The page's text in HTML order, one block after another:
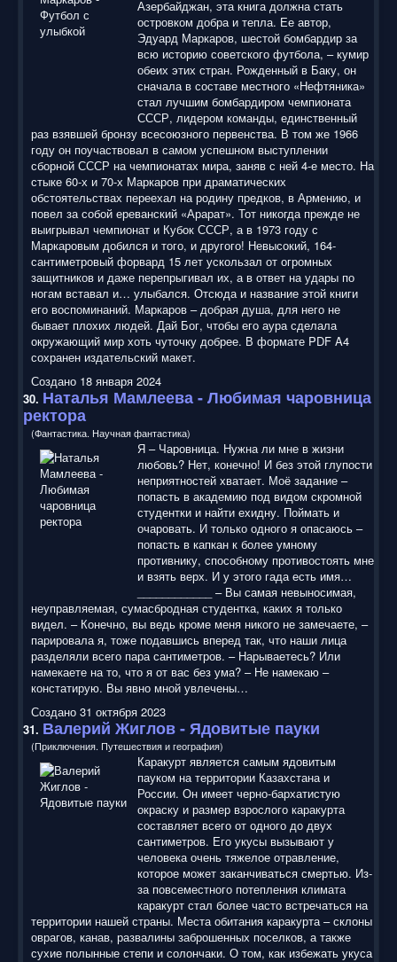
Азербайджан, эта книга должна стать
островком добра и тепла. Ее автор,
Эдуард Маркаров, шестой бомбардир за
всю историю советского футбола, – кумир
обеих этих стран. Рожденный в Баку, он
сначала в составе местного «Нефтяника»
стал лучшим бомбардиром чемпионата
СССР, лидером команды, единственный
раз взявшей бронзу всесоюзного первенства. В том же 1966
году он поучаствовал в самом успешном выступлении
сборной СССР на чемпионатах мира, заняв с ней 4-е место. На
стыке 60-х и 70-х Маркаров при драматических
обстоятельствах переехал на родину предков, в Армению, и
повел за собой ереванский «Арарат». Тот никогда прежде не
выигрывал чемпионат и Кубок СССР, а в 1973 году с
Маркаровым добился и того, и другого! Невысокий, 164-
сантиметровый форвард 15 лет ускользал от огромных
защитников и даже перепрыгивал их, а в ответ на удары по
ногам вставал и… улыбался. Отсюда и название этой книги
его воспоминаний. Маркаров – добрая душа, для него не
бывает плохих людей. Дай Бог, чтобы его аура сделала
окружающий мир хоть чуточку добрее. В формате PDF A4
сохранен издательский макет.
Создано 18 января 2024
30. Наталья Мамлеева - Любимая чаровница
ректора
(Фантастика. Научная фантастика)
Я – Чаровница. Нужна ли мне в жизни
любовь? Нет, конечно! И без этой глупости
неприятностей хватает. Моё задание –
попасть в академию под видом скромной
студентки и найти ехидну. Поймать и
очаровать. И только одного я опасаюсь –
попасть в капкан к более умному
противнику, способному противостоять мне
и взять верх. И у этого гада есть имя…
____________ – Вы самая невыносимая,
неуправляемая, сумасбродная студентка, каких я только
видел. – Конечно, вы ведь кроме меня никого не замечаете, –
парировала я, тоже подавшись вперед так, что наши лица
разделяли всего пара сантиметров. – Нарываетесь? Или
намекаете на то, что я от вас без ума? – Не намекаю –
констатирую. Вы явно мной увлечены…
Создано 31 октября 2023
31. Валерий Жиглов - Ядовитые пауки
(Приключения. Путешествия и география)
Каракурт является самым ядовитым
пауком на территории Казахстана и
России. Он имеет черно-бархатистую
окраску и размер взрослого каракурта
составляет всего от одного до двух
сантиметров. Его укусы вызывают у
человека очень тяжелое отравление,
которое может заканчиваться смертью. Из-
за повсеместного потепления климата
каракурт стал более часто встречаться на
территории нашей страны. Места обитания каракурта – склоны
оврагов, канав, развалины заброшенных поселков, а также
сухие полынные степи и солончаки. О том, как избежать укуса